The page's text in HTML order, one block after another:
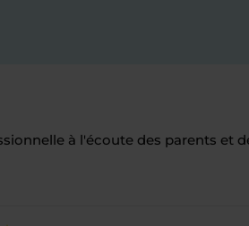
à l'écoute des parents et